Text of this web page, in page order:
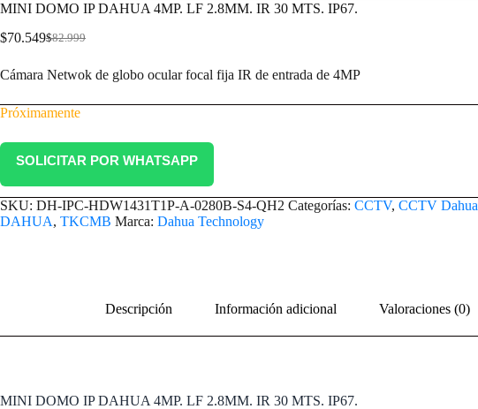
MINI DOMO IP DAHUA 4MP. LF 2.8MM. IR 30 MTS. IP67.
$82.999
$70.549
Cámara Netwok de globo ocular focal fija IR de entrada de 4MP
Próximamente
SOLICITAR POR WHATSAPP
SKU: DH-IPC-HDW1431T1P-A-0280B-S4-QH2 Categorías: CCTV, CCTV Dahua
DAHUA, TKCMB Marca: Dahua Technology
Descripción Información adicional Valoraciones (0)
MINI DOMO IP DAHUA 4MP. LF 2.8MM. IR 30 MTS. IP67.